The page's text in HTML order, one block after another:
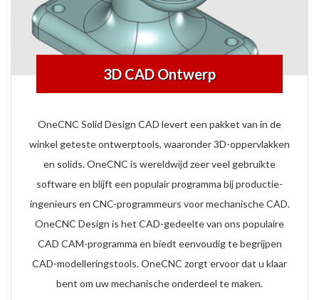
3D CAD Ontwerp
OneCNC Solid Design CAD levert een pakket van in de
winkel geteste ontwerptools, waaronder 3D-oppervlakken
en solids. OneCNC is wereldwijd zeer veel gebruikte
software en blijft een populair programma bij productie-
ingenieurs en CNC-programmeurs voor mechanische CAD.
OneCNC Design is het CAD-gedeelte van ons populaire
CAD CAM-programma en biedt eenvoudig te begrijpen
CAD-modelleringstools. OneCNC zorgt ervoor dat u klaar
bent om uw mechanische onderdeel te maken.